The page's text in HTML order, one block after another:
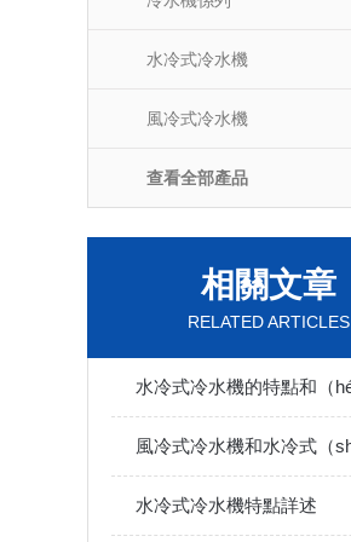
水冷式冷水機
風冷式冷水機
查看全部產品
相關文章
RELATED ARTICLES
水冷式冷水機特點詳述